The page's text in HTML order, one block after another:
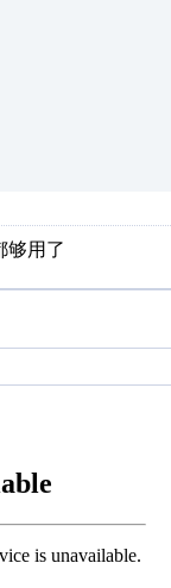
够用了